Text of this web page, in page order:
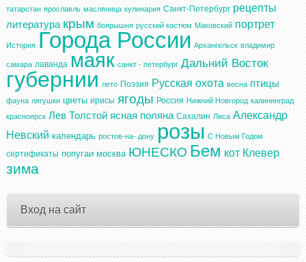
татарстан ярославль масляница кулинария Санкт-Петербург рецепты
литература крым боярышня русский костюм Маковский портрет
История Города России Архангельск владимир
самара лаванда маяк санкт - петербург Дальний Восток
губернии лето Поэзия Русская охота весна птицы
фауна лягушки цветы ирисы ягоды Россия Нижний Новгород калининград
красноярск Лев Толстой ясная поляна Сахалин Лиса Александр
Невский календарь ростов-на- дону розы С Новым Годом
сертификаты попугаи москва ЮНЕСКО Бем кот Клевер
зима
Вход на сайт